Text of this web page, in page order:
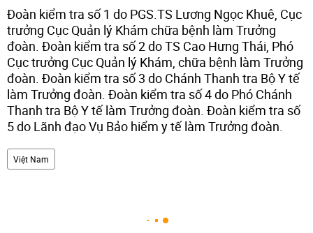
Đoàn kiểm tra số 1 do PGS.TS Lương Ngọc Khuê, Cục
trưởng Cục Quản lý Khám chữa bệnh làm Trưởng
đoàn. Đoàn kiểm tra số 2 do TS Cao Hưng Thái, Phó
Cục trưởng Cục Quản lý Khám, chữa bệnh làm Trưởng
đoàn. Đoàn kiểm tra số 3 do Chánh Thanh tra Bộ Y tế
làm Trưởng đoàn. Đoàn kiểm tra số 4 do Phó Chánh
Thanh tra Bộ Y tế làm Trưởng đoàn. Đoàn kiểm tra số
5 do Lãnh đạo Vụ Bảo hiểm y tế làm Trưởng đoàn.
Việt Nam